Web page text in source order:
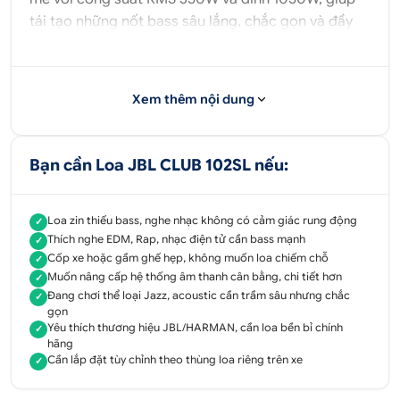
tái tạo những nốt bass sâu lắng, chắc gọn và đầy
nơi bạn có thể cảm nhận từng rung động của âm
1.2. Nâng tầm trải nghiệm âm thanh tổng thể
cường âm bass mà còn cân bằng toàn bộ hệ thống
âm thanh trong xe. Khi dải trầm được tái tạo đầy
đủ, các dải âm trung và cao cũng được phát huy tối
đa, tạo nên một bản nhạc hài hòa, chi tiết và không
bị lấn át. Mọi thể loại nhạc từ EDM sôi động đến
Jazz du dương đều được thể hiện một cách chân
thực và giàu cảm xúc.
Xem thêm nội dung
Bạn cần Loa JBL CLUB 102SL nếu:
✓ Loa zin thiếu bass, nghe nhạc không có cảm giác rung động
✓ Thích nghe EDM, Rap, nhạc điện tử cần bass mạnh
✓ Cốp xe hoặc gầm ghế hẹp, không muốn loa chiếm chỗ
✓ Muốn nâng cấp hệ thống âm thanh cân bằng, chi tiết hơn
✓ Đang chơi thể loại Jazz, acoustic cần trầm sâu nhưng chắc
gọn
✓ Yêu thích thương hiệu JBL/HARMAN, cần loa bền bỉ chính
hãng
✓ Cần lắp đặt tùy chỉnh theo thùng loa riêng trên xe